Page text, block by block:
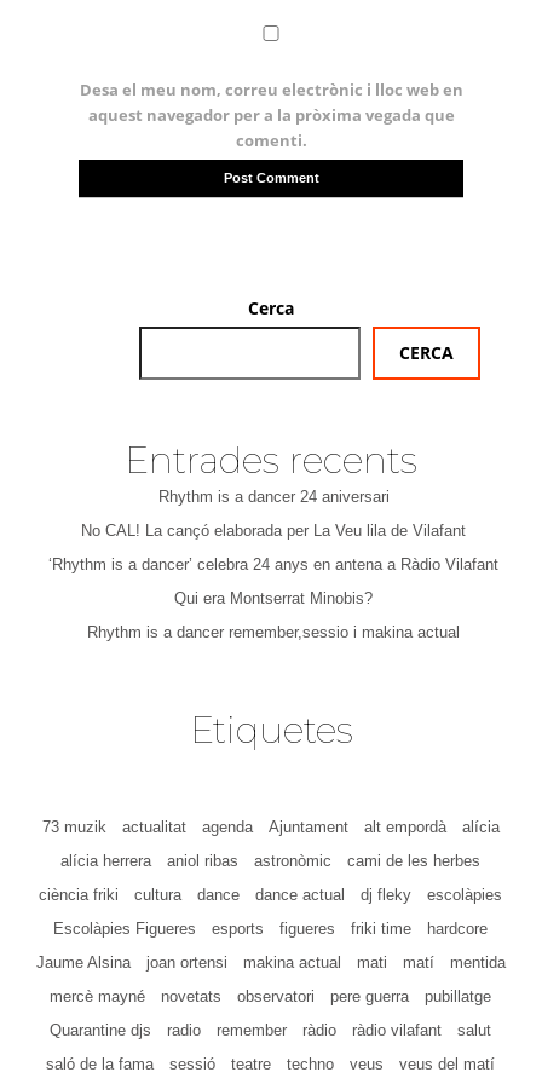
Desa el meu nom, correu electrònic i lloc web en
aquest navegador per a la pròxima vegada que
comenti.
Cerca
CERCA
Entrades recents
Rhythm is a dancer 24 aniversari
No CAL! La cançó elaborada per La Veu lila de Vilafant
‘Rhythm is a dancer’ celebra 24 anys en antena a Ràdio Vilafant
Qui era Montserrat Minobis?
Rhythm is a dancer remember,sessio i makina actual
Etiquetes
73 muzik actualitat agenda Ajuntament alt empordà
alícia
alícia herrera
aniol ribas astronòmic
cami de les herbes
ciència friki
cultura dance dance actual dj fleky
escolàpies
Escolàpies Figueres
esports figueres friki time
hardcore
Jaume Alsina
joan ortensi makina actual mati matí
mentida
mercè mayné
novetats observatori pere guerra
pubillatge
Quarantine djs
radio remember ràdio ràdio vilafant
salut
saló de la fama
sessió teatre techno veus
veus del matí